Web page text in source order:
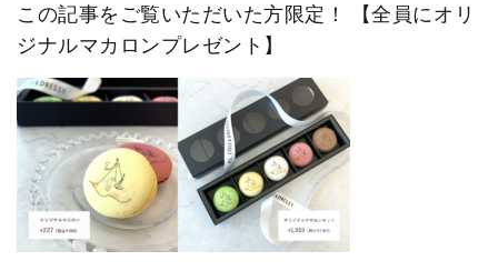
この記事をご覧いただいた方限定！ 【全員にオリ
ジナルマカロンプレゼント】